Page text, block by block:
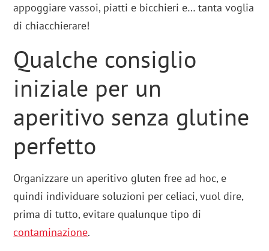
appoggiare vassoi, piatti e bicchieri e… tanta voglia
di chiacchierare!
Qualche consiglio
iniziale per un
aperitivo senza glutine
perfetto
Organizzare un aperitivo gluten free ad hoc, e
quindi individuare soluzioni per celiaci, vuol dire,
prima di tutto, evitare qualunque tipo di
contaminazione.